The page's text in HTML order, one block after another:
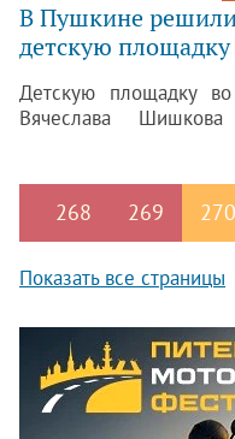
В Пушкине
детскую площадку
Детскую площадку
Вячеслава
состоянии.
268 269 270
Показать все страницы